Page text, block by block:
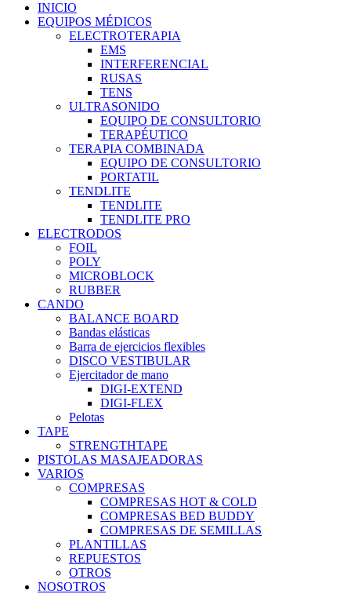
INICIO
EQUIPOS MÉDICOS
ELECTROTERAPIA
EMS
INTERFERENCIAL
RUSAS
TENS
ULTRASONIDO
EQUIPO DE CONSULTORIO
TERAPÉUTICO
TERAPIA COMBINADA
EQUIPO DE CONSULTORIO
PORTATIL
TENDLITE
TENDLITE
TENDLITE PRO
ELECTRODOS
FOIL
POLY
MICROBLOCK
RUBBER
CANDO
BALANCE BOARD
Bandas elásticas
Barra de ejercicios flexibles
DISCO VESTIBULAR
Ejercitador de mano
DIGI-EXTEND
DIGI-FLEX
Pelotas
TAPE
STRENGTHTAPE
PISTOLAS MASAJEADORAS
VARIOS
COMPRESAS
COMPRESAS HOT & COLD
COMPRESAS BED BUDDY
COMPRESAS DE SEMILLAS
PLANTILLAS
REPUESTOS
OTROS
NOSOTROS